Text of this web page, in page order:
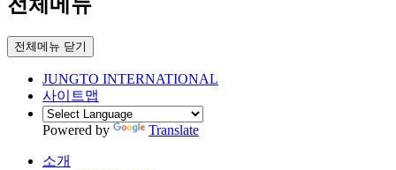
전체메뉴 닫기
JUNGTO INTERNATIONAL
사이트맵
Powered by Translate
소개